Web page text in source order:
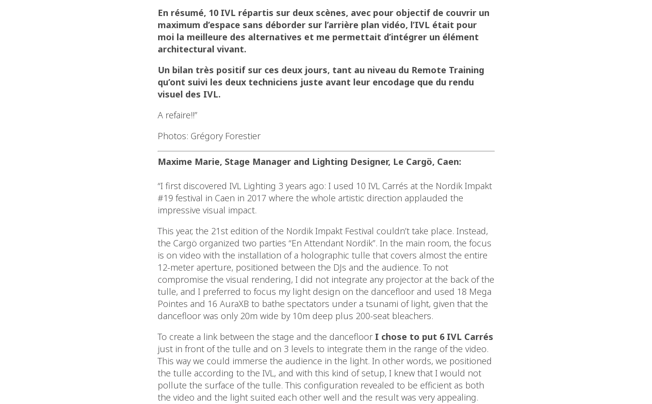
En résumé, 10 IVL répartis sur deux scènes, avec pour objectif de couvrir un
maximum d’espace sans déborder sur l’arrière plan vidéo, l’IVL était pour
moi la meilleure des alternatives et me permettait d’intégrer un élément
architectural vivant.
Un bilan très positif sur ces deux jours, tant au niveau du Remote Training
qu’ont suivi les deux techniciens juste avant leur encodage que du rendu
visuel des IVL.
A refaire!!”
Photos: Grégory Forestier
Maxime Marie, Stage Manager and Lighting Designer, Le Cargö, Caen:
“I first discovered IVL Lighting 3 years ago: I used 10 IVL Carrés at the Nordik Impakt
#19 festival in Caen in 2017 where the whole artistic direction applauded the
impressive visual impact.
This year, the 21st edition of the Nordik Impakt Festival couldn’t take place. Instead,
the Cargö organized two parties “En Attendant Nordik”. In the main room, the focus
is on video with the installation of a holographic tulle that covers almost the entire
12-meter aperture, positioned between the DJs and the audience. To not
compromise the visual rendering, I did not integrate any projector at the back of the
tulle, and I preferred to focus my light design on the dancefloor and used 18 Mega
Pointes and 16 AuraXB to bathe spectators under a tsunami of light, given that the
dancefloor was only 20m wide by 10m deep plus 200-seat bleachers.
To create a link between the stage and the dancefloor I chose to put 6 IVL Carrés
just in front of the tulle and on 3 levels to integrate them in the range of the video.
This way we could immerse the audience in the light. In other words, we positioned
the tulle according to the IVL, and with this kind of setup, I knew that I would not
pollute the surface of the tulle. This configuration revealed to be efficient as both
the video and the light suited each other well and the result was very appealing.